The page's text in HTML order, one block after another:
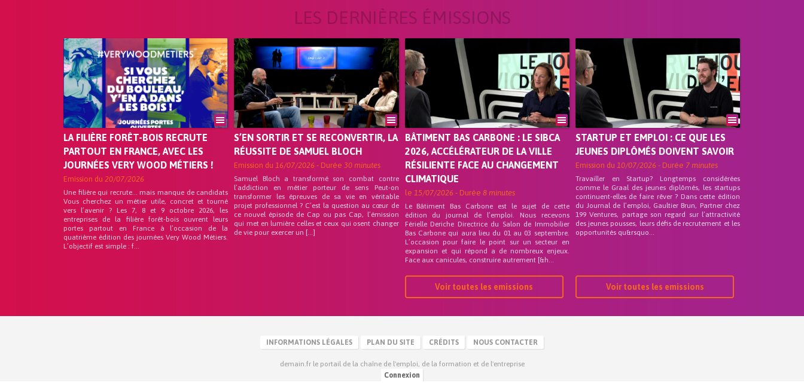
LES DERNIÈRES ÉMISSIONS
LA FILIÈRE FORÊT-BOIS RECRUTE
PARTOUT EN FRANCE, AVEC LES
JOURNÉES VERY WOOD MÉTIERS !
Emission du 20/07/2026
Une filière qui recrute… mais manque de candidats
Vous cherchez un métier utile, concret et tourné
vers l’avenir ? Les 7, 8 et 9 octobre 2026, les
entreprises de la filière forêt-bois ouvrent leurs
portes partout en France à l’occasion de la
quatrième édition des journées Very Wood Métiers.
L’objectif est simple : f...
S’EN SORTIR ET SE RECONVERTIR, LA
RÉUSSITE DE SAMUEL BLOCH
Emission du16/07/2026 - Durée30 minutes
Samuel Bloch a transformé son combat contre
l’addiction en métier porteur de sens Peut-on
transformer les épreuves de sa vie en véritable
projet professionnel ? C’est la question au cœur de
ce nouvel épisode de Cap ou pas Cap, l’émission
qui met en lumière celles et ceux qui osent changer
de vie pour exercer un […]
BÂTIMENT BAS CARBONE : LE SIBCA
2026, ACCÉLÉRATEUR DE LA VILLE
RÉSILIENTE FACE AU CHANGEMENT
CLIMATIQUE
le 15/07/2026 - Durée 8 minutes
Le Bâtiment Bas Carbone est le sujet de cette
édition du journal de l’emploi. Nous recevons
Férielle Deriche Directrice du Salon de Immobilier
Bas Carbone qui aura lieu du 01 au 03 septembre.
L’occasion pour faire le point sur un secteur en
expansion et qui répond a de nombreux enjeux.
Face aux canicules, construire autrement [&h...
Voir toutes les emissions
STARTUP ET EMPLOI : CE QUE LES
JEUNES DIPLÔMÉS DOIVENT SAVOIR
Emission du 10/07/2026 - Durée 7 minutes
Travailler en Startup? Longtemps considérées
comme le Graal des jeunes diplômés, les startups
continuent-elles de faire rêver ? Dans cette édition
du Journal de l’emploi, Gaultier Brun, Partner chez
199 Ventures, partage son regard sur l’attractivité
des jeunes pousses, leurs défis de recrutement et les
opportunités qu&rsquo...
Voir toutes les emissions
INFORMATIONS LÉGALES PLAN DU SITE CRÉDITS NOUS CONTACTER
demain.fr le portail de la chaîne de l'emploi, de la formation et de l'entreprise
Connexion